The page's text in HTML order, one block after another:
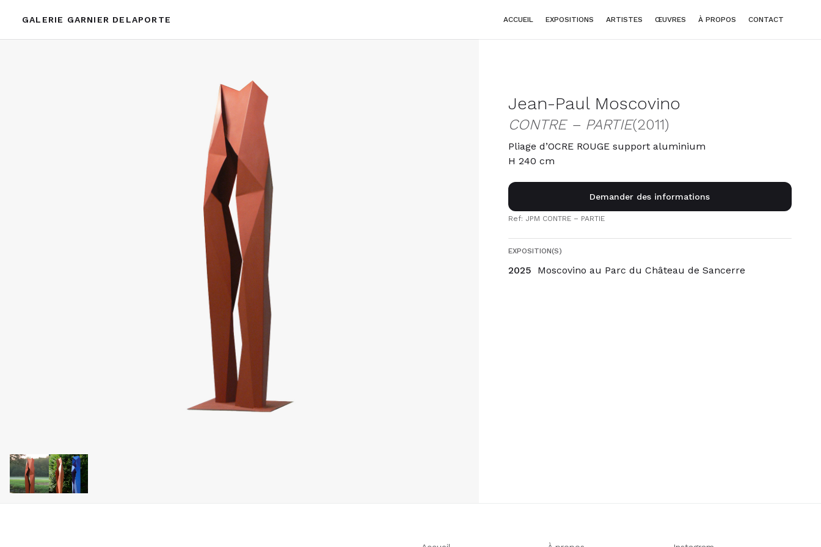
GALERIE GARNIER DELAPORTE ACCUEIL EXPOSITIONS ARTISTES ŒUVRES À PROPOS CONTACT
Jean-Paul Moscovino
CONTRE – PARTIE(2011)
Pliage d’OCRE ROUGE support aluminium
H 240 cm
Demander des informations
Ref: JPM CONTRE – PARTIE
EXPOSITION(S)
2025 Moscovino au Parc du Château de Sancerre